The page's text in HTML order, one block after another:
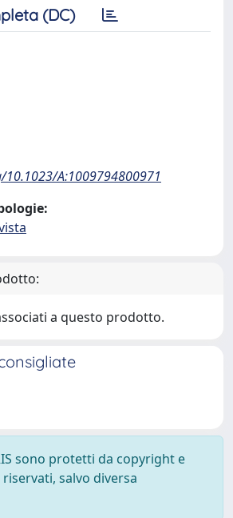
(DC)
A:1009794800971
a questo prodotto.
sono protetti da copyright e
salvo diversa